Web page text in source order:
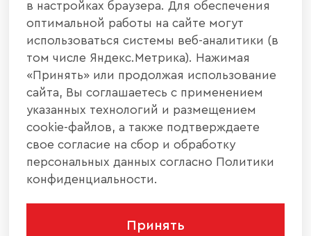
в настройках браузера. Для обеспечения
оптимальной работы на сайте могут
использоваться системы веб-аналитики (в
том числе Яндекс.Метрика). Нажимая
«Принять» или продолжая использование
сайта, Вы соглашаетесь с применением
указанных технологий и размещением
cookie-файлов, а также подтверждаете
свое согласие на сбор и обработку
персональных данных согласно Политики
конфиденциальности.
Принять